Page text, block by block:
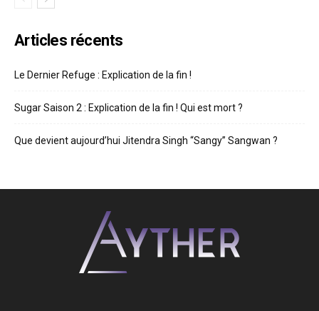
Articles récents
Le Dernier Refuge : Explication de la fin !
Sugar Saison 2 : Explication de la fin ! Qui est mort ?
Que devient aujourd’hui Jitendra Singh “Sangy” Sangwan ?